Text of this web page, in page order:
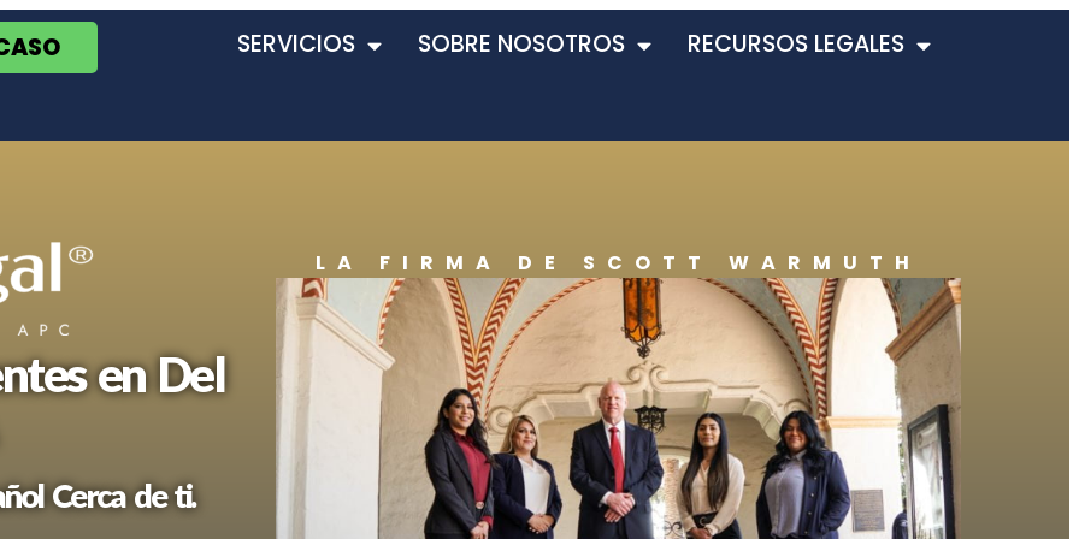
SERVICIOS SOBRE NOSOTROS RECURSOS LEGALES
en Del
Cerca de ti.
LA FIRMA DE SCOTT WARMUTH